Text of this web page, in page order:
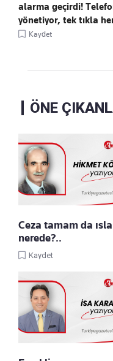
alarma geçirdi!
yönetiyor, tek tıkla
Kaydet
ÖNE
Ceza tamam da
nerede?..
Kaydet